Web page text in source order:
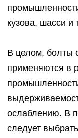
кузова, шасси и
В целом, болты
применяются в
ослаблению. В
следует